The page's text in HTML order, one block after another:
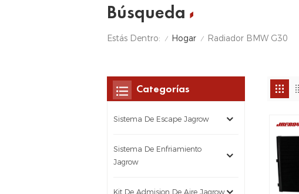
Búsqueda
Estás Dentro: / Hogar / Radiador BMW G30
Categorías
Sistema De Escape Jagrow
Sistema De Enfriamiento
Jagrow
Kit De Admision De Aire Jagrow